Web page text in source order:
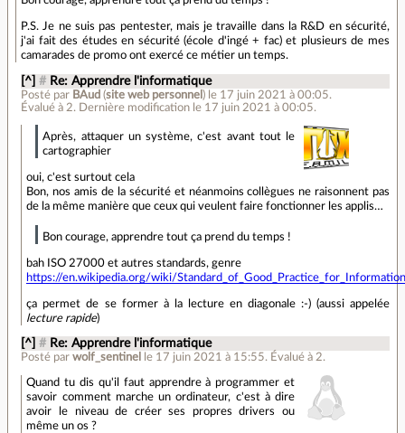
P.S. Je ne suis pas pentester, mais je travaille dans la R&D en sécurité,
j'ai fait des études en sécurité (école d'ingé + fac) et plusieurs de mes
camarades de promo ont exercé ce métier un temps.
[^] # Re: Apprendre l'informatique
Posté par BAud (site web personnel ) le 17 juin 2021 à 00:05.
Évalué à 2. Dernière modification le 17 juin 2021 à 00:05.
Après, attaquer un système, c'est avant tout le
cartographier
oui, c'est surtout cela
Bon, nos amis de la sécurité et néanmoins collègues ne raisonnent pas
de la même manière que ceux qui veulent faire fonctionner les applis…
Bon courage, apprendre tout ça prend du temps !
bah ISO 27000 et autres standards, genre
https://en.wikipedia.org/wiki/
ça permet de se former à la lecture en diagonale :-) (aussi appelée
lecture rapide)
[^] # Re: Apprendre l'informatique
Posté parwolf_sentinel le 17 juin 2021 à 15:55. Évalué à 2.
Quand tu dis qu'il faut apprendre à programmer et
savoir comment marche un ordinateur, c'est à dire
avoir le niveau de créer ses propres drivers ou
même un os ?